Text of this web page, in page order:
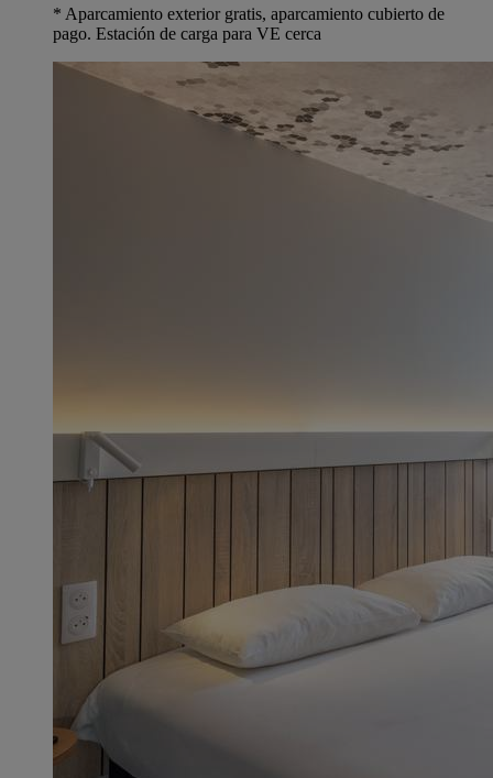
* Aparcamiento exterior gratis, aparcamiento cubierto de
pago. Estación de carga para VE cerca